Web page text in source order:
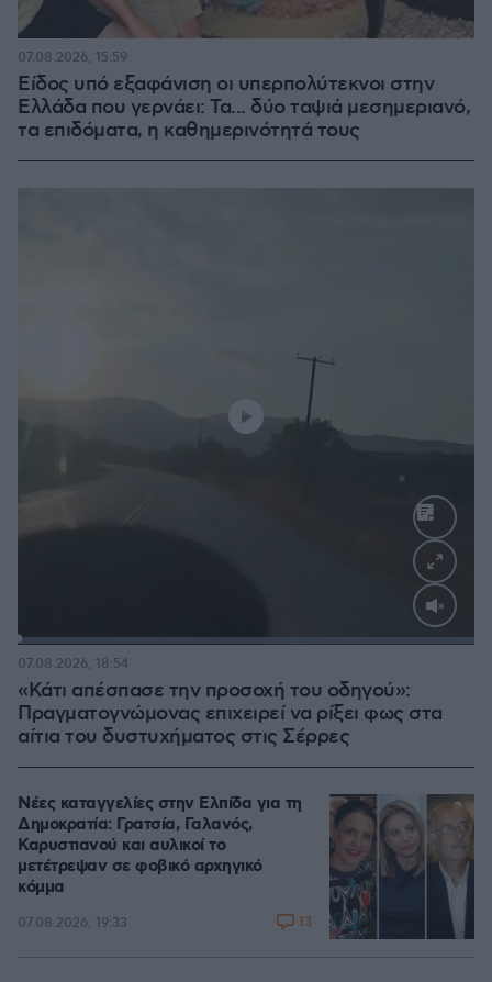
Είδος υπό εξαφάνιση οι υπερπολύτεκνοι στην
Ελλάδα που γερνάει: Τα... δύο ταψιά μεσημεριανό,
τα επιδόματα, η καθημερινότητά τους
07.08.2026, 15:59
Loaded:
«Κάτι απέσπασε την προσοχή του οδηγού»:
Πραγματογνώμονας επιχειρεί να ρίξει φως στα
αίτια του δυστυχήματος στις Σέρρες
07.08.2026, 18:54
Νέες καταγγελίες στην Ελπίδα για τη
Δημοκρατία: Γρατσία, Γαλανός,
Καρυστιανού και αυλικοί το
μετέτρεψαν σε φοβικό αρχηγικό
κόμμα
07.08.2026, 19:33 13